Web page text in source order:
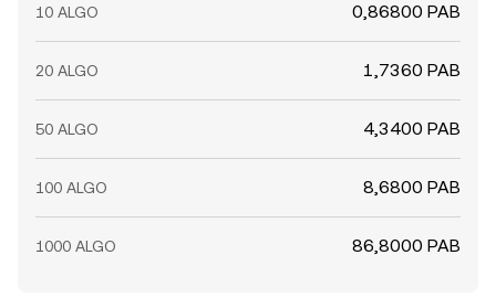
10 ALGO 0,86800 PAB
20 ALGO 1,7360 PAB
50 ALGO 4,3400 PAB
100 ALGO 8,6800 PAB
1000 ALGO 86,8000 PAB